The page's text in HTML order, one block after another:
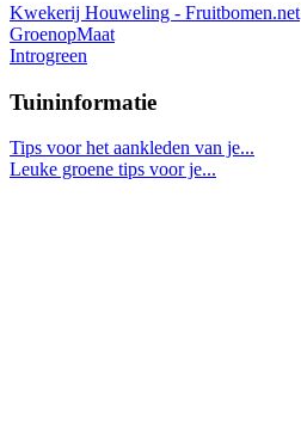
Kwekerij Houweling - Fruitbomen.net
GroenopMaat
Introgreen
Tuininformatie
Tips voor het aankleden van je...
Leuke groene tips voor je...